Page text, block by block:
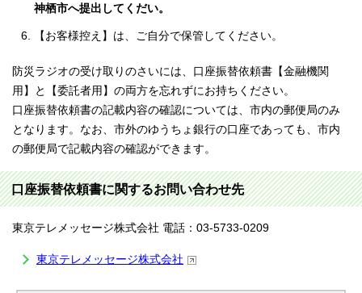
神栖市へ提出してくだい。
【お客様控え】は、ご自分で保管してください。
防災ラジオの受け取りのさいには、口座振替依頼書【金融機関
用】と【委託者用】の両方を忘れずにお持ちください。
口座振替依頼書の記載内容の確認については、市内の郵便局のみ
となります。なお、市外のゆうちょ銀行の口座であっても、市内
の郵便局で記載内容の確認ができます。
口座振替依頼書に関するお問い合わせ先
東京テレメッセージ株式会社 電話：03-5733-0209
東京テレメッセージ株式会社